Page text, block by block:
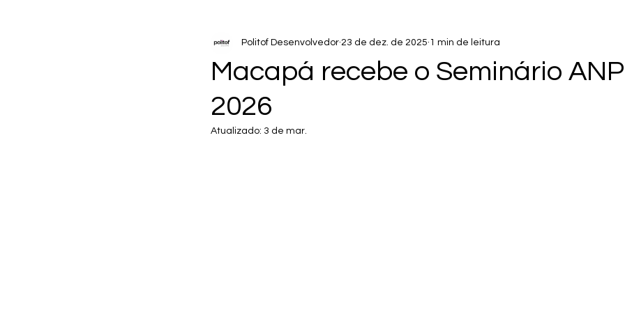
Macapá recebe o Seminário
2026
Politof Desenvolvedor 23 de dez. de 2025 1 min de leitura
Atualizado: 3 de mar.